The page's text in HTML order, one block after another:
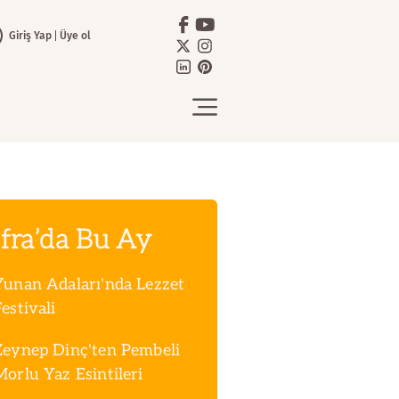
Giriş Yap Üye ol
Bu Ay
Adaları'nda Lezzet
Dinç'ten Pembeli
Yaz Esintileri